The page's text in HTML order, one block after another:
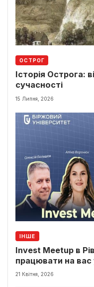
ОСТРОГ
Історія Острога:
сучасності
15 Липня, 2026
ІНШЕ
Invest Meetup в
працювати на вас
21 Квітня, 2026